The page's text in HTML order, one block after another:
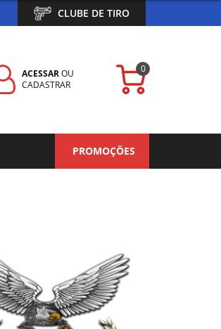
CLUBE DE TIRO
ACESSAROU
CADASTRAR
0
PROMOÇÕES